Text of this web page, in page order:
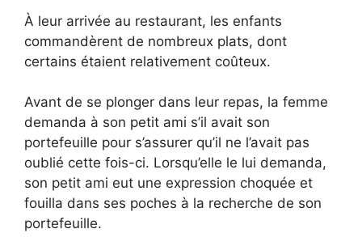
À leur arrivée au restaurant, les enfants
commandèrent de nombreux plats, dont
certains étaient relativement coûteux.
Avant de se plonger dans leur repas, la femme
demanda à son petit ami s’il avait son
portefeuille pour s’assurer qu’il ne l’avait pas
oublié cette fois-ci. Lorsqu’elle le lui demanda,
son petit ami eut une expression choquée et
fouilla dans ses poches à la recherche de son
portefeuille.